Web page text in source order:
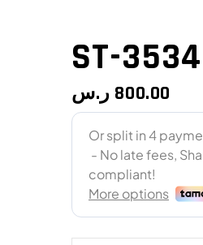
ST-3534
800.00 ر.س